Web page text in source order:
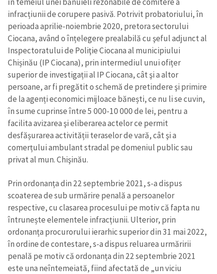
Trimite o informație
in English
на русском
infracțiunii de corupere pasivă. Potrivit probatoriului, în
perioada aprilie-noiembrie 2020, pretora sectorului
Ciocana, având o înțelegere prealabilă cu şeful adjunct al
Inspectoratului de Poliţie Ciocana al municipiului
Chișinău (IP Ciocana), prin intermediul unui ofițer
superior de investigații al IP Ciocana, cât şi a altor
persoane, ar fi pregătit o schemă de pretindere şi primire
de la agenți economici mijloace bănești, ce nu li se cuvin,
în sume cuprinse între 5 000-10 000 de lei, pentru a
facilita avizarea şi eliberarea actelor ce permit
desfășurarea activității teraselor de vară, cât şi a
comerțului ambulant stradal pe domeniul public sau
privat al mun. Chişinău.
Prin ordonanța din 22 septembrie 2021, s-a dispus
scoaterea de sub urmărire penală a persoanelor
respective, cu clasarea procesului pe motiv că fapta nu
întrunește elementele infracțiunii. Ulterior, prin
ordonanța procurorului ierarhic superior din 31 mai 2022,
în ordine de contestare, s-a dispus reluarea urmăririi
penală pe motiv că ordonanța din 22 septembrie 2021
este una neîntemeiată, fiind afectată de „un viciu